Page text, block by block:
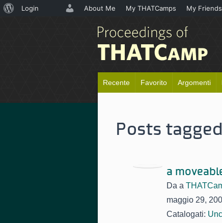
Recente Favorito Argomenti
Posts
a
Da a
maggio 29,
Catalogati:
Informazioni
Login About Me My THATCamps My Friends